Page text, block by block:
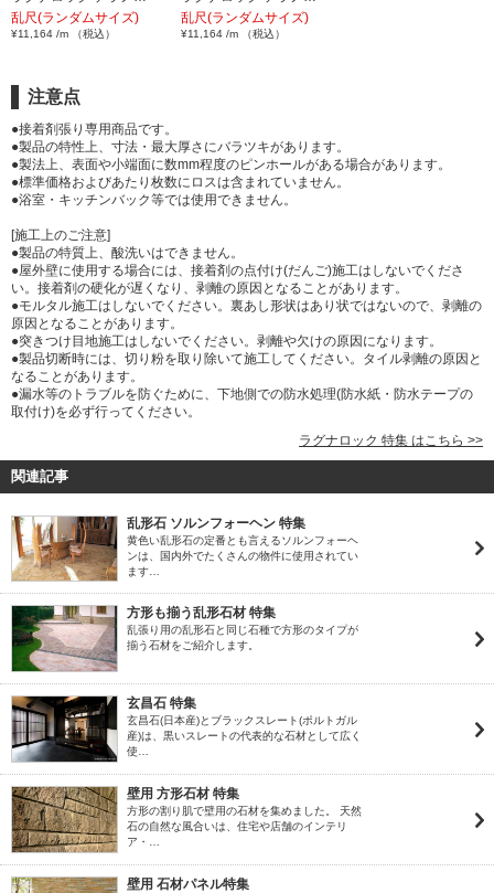
乱尺(ランダムサイズ)
¥11,164 /m （税込）
乱尺(ランダムサイズ)
¥11,164 /m （税込）
注意点
●接着剤張り専用商品です。
●製品の特性上、寸法・最大厚さにバラツキがあります。
●製法上、表面や小端面に数mm程度のピンホールがある場合があります。
●標準価格およびあたり枚数にロスは含まれていません。
●浴室・キッチンバック等では使用できません。
[施工上のご注意]
●製品の特質上、酸洗いはできません。
●屋外壁に使用する場合には、接着剤の点付け(だんご)施工はしないでくださ
い。接着剤の硬化が遅くなり、剥離の原因となることがあります。
●モルタル施工はしないでください。裏あし形状はあり状ではないので、剥離の
原因となることがあります。
●突きつけ目地施工はしないでください。剥離や欠けの原因になります。
●製品切断時には、切り粉を取り除いて施工してください。タイル剥離の原因と
なることがあります。
●漏水等のトラブルを防ぐために、下地側での防水処理(防水紙・防水テープの
取付け)を必ず行ってください。
ラグナロック 特集 はこちら >>
関連記事
乱形石 ソルンフォーヘン 特集
黄色い乱形石の定番とも言えるソルンフォーヘ
ンは、国内外でたくさんの物件に使用されてい
ます…
方形も揃う乱形石材 特集
乱張り用の乱形石と同じ石種で方形のタイプが
揃う石材をご紹介します。
玄昌石 特集
玄昌石(日本産)とブラックスレート(ポルトガル
産)は、黒いスレートの代表的な石材として広く
使…
壁用 方形石材 特集
方形の割り肌で壁用の石材を集めました。 天然
石の自然な風合いは、住宅や店舗のインテリ
ア・…
壁用 石材パネル特集